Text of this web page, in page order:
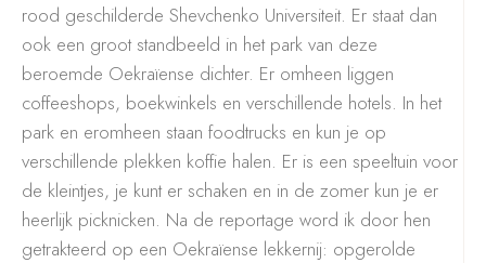
rood geschilderde Shevchenko Universiteit. Er staat dan
ook een groot standbeeld in het park van deze
beroemde Oekraïense dichter. Er omheen liggen
coffeeshops, boekwinkels en verschillende hotels. In het
park en eromheen staan foodtrucks en kun je op
verschillende plekken koffie halen. Er is een speeltuin voor
de kleintjes, je kunt er schaken en in de zomer kun je er
heerlijk picknicken. Na de reportage word ik door hen
getrakteerd op een Oekraïense lekkernij: opgerolde